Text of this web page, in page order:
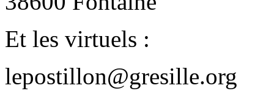
Et les virtuels :
lepostillon@gresille.org